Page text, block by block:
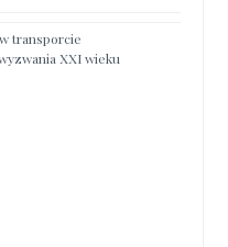
transporcie
XXI wieku